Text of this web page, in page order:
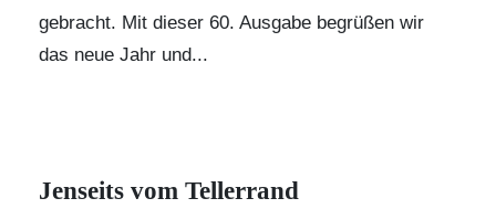
gebracht. Mit dieser 60. Ausgabe begrüßen wir
das neue Jahr und...
Jenseits vom Tellerrand